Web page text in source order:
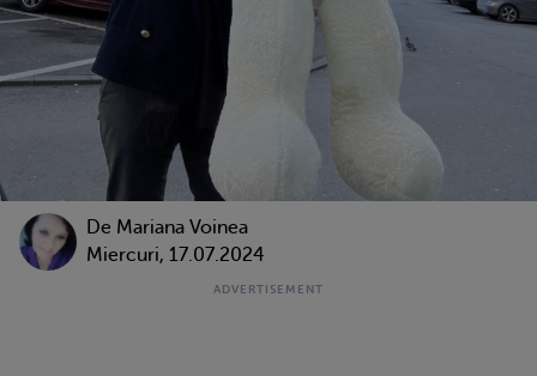
De Mariana Voinea
Miercuri, 17.07.2024